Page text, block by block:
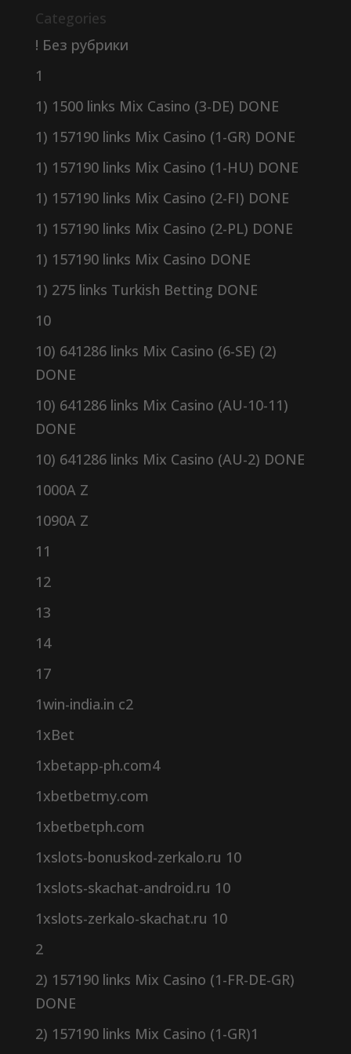
Categories
! Без рубрики
1
1) 1500 links Mix Casino (3-DE) DONE
1) 157190 links Mix Casino (1-GR) DONE
1) 157190 links Mix Casino (1-HU) DONE
1) 157190 links Mix Casino (2-FI) DONE
1) 157190 links Mix Casino (2-PL) DONE
1) 157190 links Mix Casino DONE
1) 275 links Turkish Betting DONE
10
10) 641286 links Mix Casino (6-SE) (2)
DONE
10) 641286 links Mix Casino (AU-10-11)
DONE
10) 641286 links Mix Casino (AU-2) DONE
1000A Z
1090A Z
11
12
13
14
17
1win-india.in c2
1xBet
1xbetapp-ph.com4
1xbetbetmy.com
1xbetbetph.com
1xslots-bonuskod-zerkalo.ru 10
1xslots-skachat-android.ru 10
1xslots-zerkalo-skachat.ru 10
2
2) 157190 links Mix Casino (1-FR-DE-GR)
DONE
2) 157190 links Mix Casino (1-GR)1